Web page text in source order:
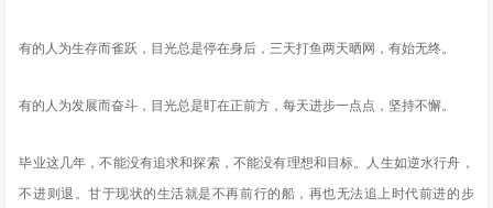
有的人为生存而雀跃，目光总是停在身后，三天打鱼两天晒网，有始无终。
有的人为发展而奋斗，目光总是盯在正前方，每天进步一点点，坚持不懈。
毕业这几年，不能没有追求和探索，不能没有理想和目标。人生如逆水行舟，
不进则退。甘于现状的生活就是不再前行的船，再也无法追上时代前进的步